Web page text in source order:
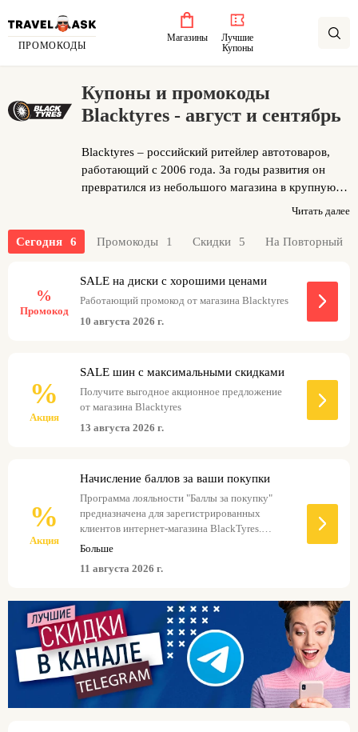
ПРОМОКОДЫ
Магазины
Лучшие
Купоны
Купоны и промокоды
Blacktyres - август и сентябрь
Blacktyres – российский ритейлер автотоваров,
работающий с 2006 года. За годы развития он
превратился из небольшого магазина в крупную
сеть шинных центров и онлайн-платформу с
специализируется на продаже автомобильных шин
и дисков от ведущих мировых брендов, а также
предоставляет услуги шиномонтажа, сезонного
хранения и доставки по всей России. Клиентами
компании являются частные автовладельцы,
автопарки и сервисные центры, ценящие качество,
получают скидку на товары и услуги.
Читать далее
Сегодня 6 Промокоды 1 Скидки 5 На Повторный
%
Промокод
SALE на диски с хорошими ценами
Работающий промокод от магазина Blacktyres
10 августа 2026 г.
%
Акция
SALE шин с максимальными скидками
Получите выгодное акционное предложение
от магазина Blacktyres
13 августа 2026 г.
%
Акция
Начисление баллов за ваши покупки
Программа лояльности "Баллы за покупку"
предназначена для зарегистрированных
клиентов интернет-магазина BlackTyres.
Начисление баллов происходит через 14 дней
Покупателя. Не все товары начисляют баллы,
Организатором. 1 балл равен 1 рублю.
Больше
11 августа 2026 г.